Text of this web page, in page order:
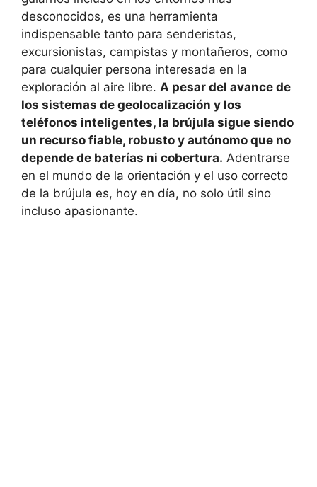
desconocidos, es una herramienta
indispensable tanto para senderistas,
excursionistas, campistas y montañeros, como
para cualquier persona interesada en la
exploración al aire libre. A pesar del avance de
los sistemas de geolocalización y los
teléfonos inteligentes, la brújula sigue siendo
un recurso fiable, robusto y autónomo que no
depende de baterías ni cobertura. Adentrarse
en el mundo de la orientación y el uso correcto
de la brújula es, hoy en día, no solo útil sino
incluso apasionante.